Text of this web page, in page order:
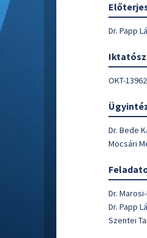
Dr. Papp
OKT-
Dr. Bede
Mocsári
Dr.
Dr. Papp
Szentei